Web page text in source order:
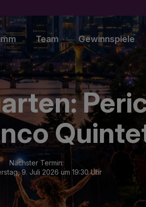
Team Gewinnspiele
Nächster Termin:
9. Juli 2026 um 19:30 Uhr